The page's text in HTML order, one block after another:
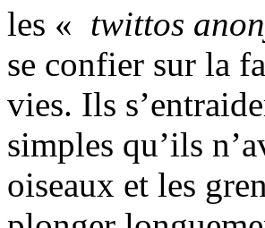
les « twittos
se confier sur la
vies. Ils
simples qu’ils
oiseaux et les